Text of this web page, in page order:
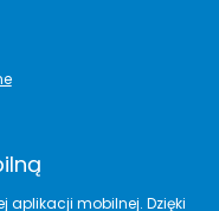
mobilnej. Dzięki